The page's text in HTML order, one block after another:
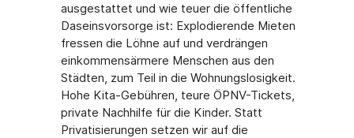
ausgestattet und wie teuer die öffentliche
Daseinsvorsorge ist: Explodierende Mieten
fressen die Löhne auf und verdrängen
einkommensärmere Menschen aus den
Städten, zum Teil in die Wohnungslosigkeit.
Hohe Kita-Gebühren, teure ÖPNV-Tickets,
private Nachhilfe für die Kinder. Statt
Privatisierungen setzen wir auf die